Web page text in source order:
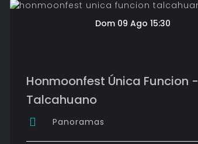
Dom 09 Ago 15:30
Honmoonfest Única Funcion -
Talcahuano
Panoramas